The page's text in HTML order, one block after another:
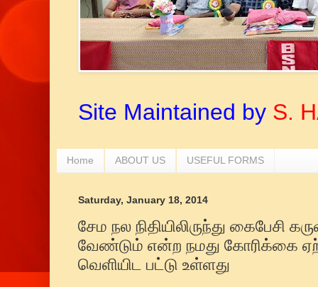
Site Maintained by S.
Home ABOUT US USEFUL FORMS
Saturday, January 18, 2014
சேம நல நிதியிலிருந்து கைபேசி
வேண்டும் என்ற நமது கோரிக்கை
வெளியிட பட்டு உள்ளது